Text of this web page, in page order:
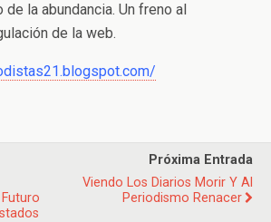
la abundancia. Un freno al
de la web.
Próxima Entrada
Viendo Los Diarios Morir Y Al
Periodismo Renacer